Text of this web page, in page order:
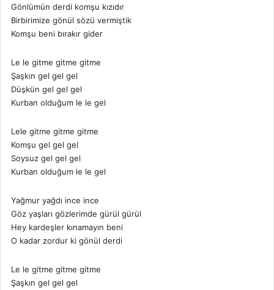
Gönlümün derdi komşu kızıdır
Birbirimize gönül sözü vermiştik
Komşu beni bırakır gider
Le le gitme gitme gitme
Şaşkın gel gel gel
Düşkün gel gel gel
Kurban olduğum le le gel
Lele gitme gitme gitme
Komşu gel gel gel
Soysuz gel gel gel
Kurban olduğum le le gel
Yağmur yağdı ince ince
Göz yaşları gözlerimde gürül gürül
Hey kardeşler kınamayın beni
O kadar zordur ki gönül derdi
Le le gitme gitme gitme
Şaşkın gel gel gel